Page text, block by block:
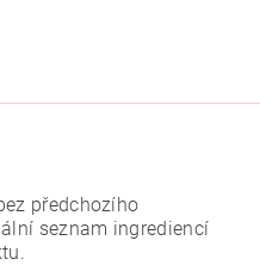
předchozího
seznam ingrediencí